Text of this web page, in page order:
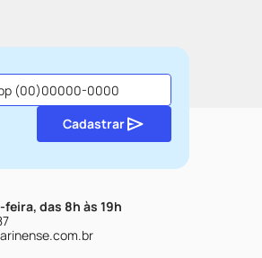
Cadastrar
feira, das 8h às 19h